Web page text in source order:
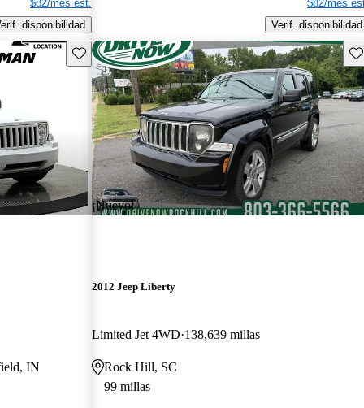
$82/mes est.
disponibilidad
$82/mes
Verif. disponibilidad
Guarda este Aviso
IN
¡Nuevo!
2012 Jeep Liberty
Limited Jet 4WD 138,639 millas
Rock Hill, SC
99 millas